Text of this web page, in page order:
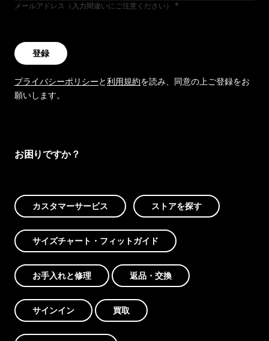
メールアドレス（入力間違いにご注意ください）
登録
プライバシーポリシーと利用規約を読み、同意の上ご登録をお
願いします。
お困りですか？
カスタマーサービス ストアを探す
サイズチャート・フィットガイド
お手入れと修理 返品・交換
サインイン 買取